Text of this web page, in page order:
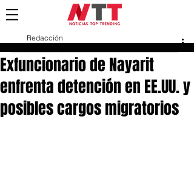
Exfuncionario de Nayarit
enfrenta detención en EE.UU. y
posibles cargos migratorios
Redacción